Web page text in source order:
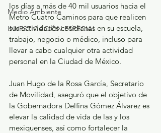
Medio Ambiente
INVESTIGACIÓN ESPECIAL
los días a más de 40 mil usuarios hacia el
Metro Cuatro Caminos para que realicen
sus actividades cotidianas en su escuela,
trabajo, negocio o médico, incluso para
llevar a cabo cualquier otra actividad
personal en la Ciudad de México.
Juan Hugo de la Rosa García, Secretario
de Movilidad, aseguró que el objetivo de
la Gobernadora Delfina Gómez Álvarez es
elevar la calidad de vida de las y los
mexiquenses, así como fortalecer la